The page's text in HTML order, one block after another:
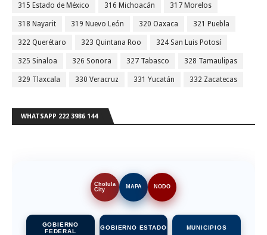
315 Estado de México 316 Michoacán 317 Morelos
318 Nayarit 319 Nuevo León 320 Oaxaca 321 Puebla
322 Querétaro 323 Quintana Roo 324 San Luis Potosí
325 Sinaloa 326 Sonora 327 Tabasco 328 Tamaulipas
329 Tlaxcala 330 Veracruz 331 Yucatán 332 Zacatecas
WHATSAPP 222 3986 144
Cholula
City
MAPA NODO
GOBIERNO
FEDERAL
GOBIERNO ESTADO MUNICIPIOS